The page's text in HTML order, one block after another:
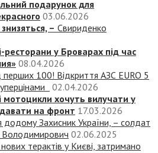
подарунок для
03.06.2026
– Свириденко
у Броварах під час
08.04.2026
перших 100! Відкриття АЗС EURO 5
02.04.2026
мотоцикли хочуть вилучати у
на фронт 17.03.2026
додому Захисник України, – солдат
02.06.2025
нових терактів у Києві, затримано